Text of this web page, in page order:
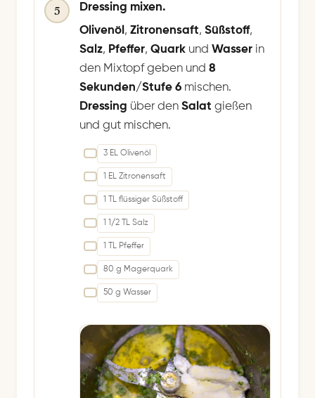
5
Dressing mixen.
Olivenöl , Zitronensaft, Süßstoff,
Salz, Pfeffer, Quark und Wasser in
den Mixtopf geben und 8
Sekunden/Stufe 6 mischen.
Dressing über den Salat gießen
und gut mischen.
3 EL Olivenöl
1 EL Zitronensaft
1 TL flüssiger Süßstoff
1 1/2 TL Salz
1 TL Pfeffer
80 g Magerquark
50 g Wasser